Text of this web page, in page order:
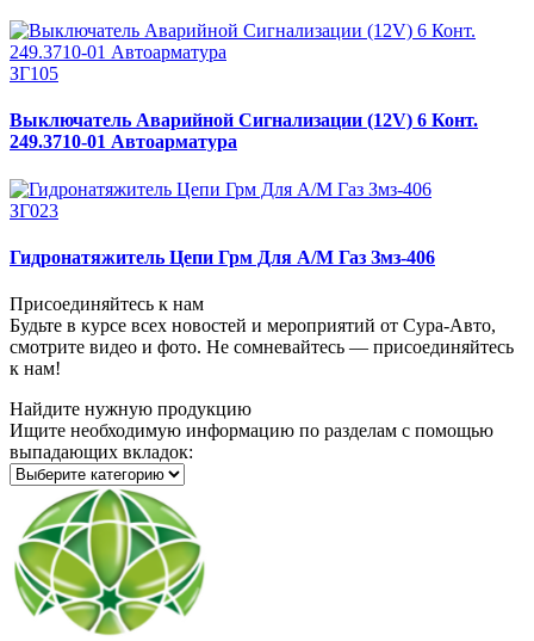
ЗГ105
Выключатель Аварийной Сигнализации (12V) 6 Конт.
249.3710-01 Автоарматура
ЗГ023
Гидронатяжитель Цепи Грм Для А/М Газ Змз-406
Присоединяйтесь к нам
Будьте в курсе всех новостей и мероприятий от Сура-Авто,
смотрите видео и фото. Не сомневайтесь — присоединяйтесь
к нам!
Найдите нужную продукцию
Ищите необходимую информацию по разделам с помощью
выпадающих вкладок: